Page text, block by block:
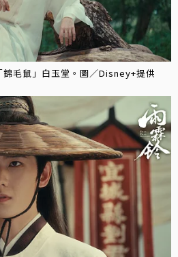
毛鼠」白玉堂。圖／Disney+提供